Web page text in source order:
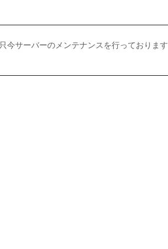
只今サーバーのメンテナンスを行っております